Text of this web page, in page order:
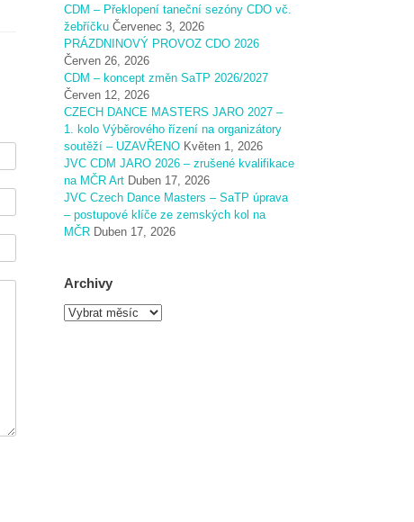
CDM – Překlopení taneční sezóny CDO vč.
žebříčku Červenec 3, 2026
PRÁZDNINOVÝ PROVOZ CDO 2026
Červen 26, 2026
CDM – koncept změn SaTP 2026/2027
Červen 12, 2026
CZECH DANCE MASTERS JARO 2027 –
1. kolo Výběrového řízení na organizátory
soutěží – UZAVŘENO Květen 1, 2026
JVC CDM JARO 2026 – zrušené kvalifikace
na MČR Art Duben 17, 2026
JVC Czech Dance Masters – SaTP úprava
– postupové klíče ze zemských kol na
MČR Duben 17, 2026
Archivy
A